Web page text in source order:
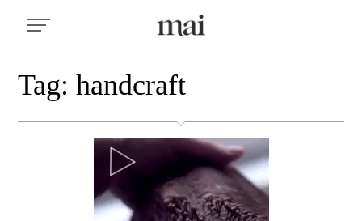
Tag: handcraft